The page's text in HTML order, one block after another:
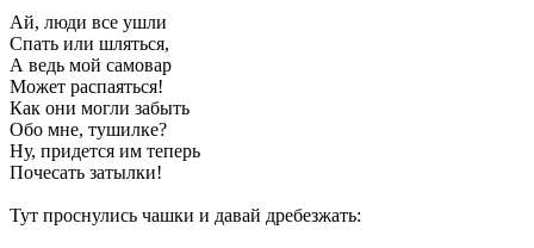
Ай, люди все ушли
Спать или шляться,
А ведь мой самовар
Может распаяться!
Как они могли забыть
Обо мне, тушилке?
Ну, придется им теперь
Почесать затылки!
Тут проснулись чашки и давай дребезжать: